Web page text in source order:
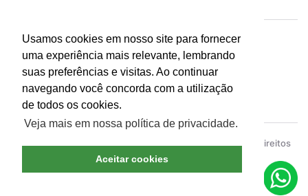
ACIB - Associação Empresarial de Blumenau © Todos os direitos
reservados.Política de Privacidade
Usamos cookies em nosso site para fornecer
uma experiência mais relevante, lembrando
suas preferências e visitas. Ao continuar
navegando você concorda com a utilização
de todos os cookies.
Veja mais em nossa política de privacidade.
Aceitar cookies